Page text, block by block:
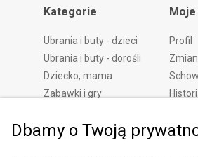
Dbamy o Twoją
Kategorie
Ubrania i buty - dzieci
Ubrania i buty - dorośli
Dziecko, mama
Zabawki i gry
Zdrowie i uroda
Dom i ogród
Profil